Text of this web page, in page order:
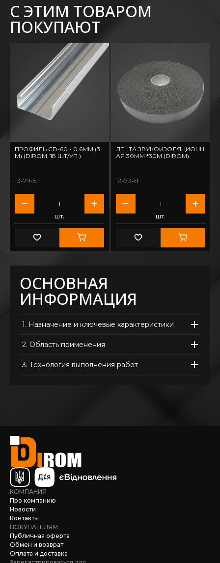
С ЭТИМ ТОВАРОМ
ПОКУПАЮТ
ПРОФИЛЬ CD-60 - 0.6ММ (3
М) (DIROM, 18 ШТ/УП.)
13-79-5
шт.
ЛЕНТА ЗВУКОИЗОЛЯЦИОНН
АЯ 30ММ *30М (DIROM)
13-73-8
шт.
ОСНОВНАЯ
ИНФОРМАЦИЯ
1. Назначение и ключевые характеристики
2. Область применения
3. Технология выполнения работ
КОМПАНИЯ
Про компанию
Новости
Контакты
ПОКУПАТЕЛЯМ
Публичная оферта
Обмен и возврат
Оплата и доставка